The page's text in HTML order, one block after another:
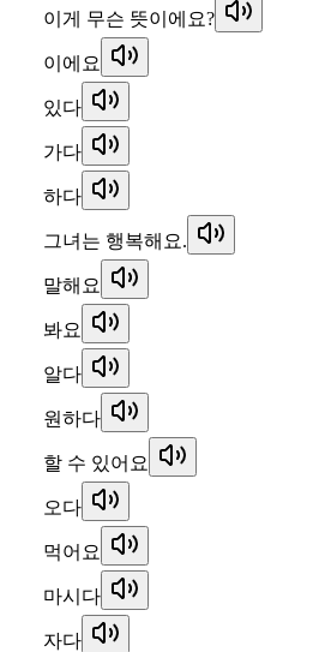
이게 무슨 뜻이에요?
이에요
있다
가다
하다
그녀는 행복해요.
말해요
봐요
알다
원하다
할 수 있어요
오다
먹어요
마시다
자다